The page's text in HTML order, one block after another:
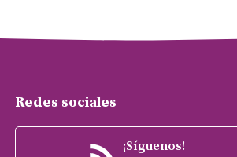
Redes sociales
¡Síguenos!